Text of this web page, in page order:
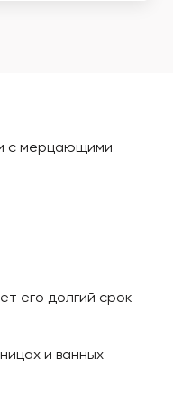
с мерцающими
его долгий срок
и ванных